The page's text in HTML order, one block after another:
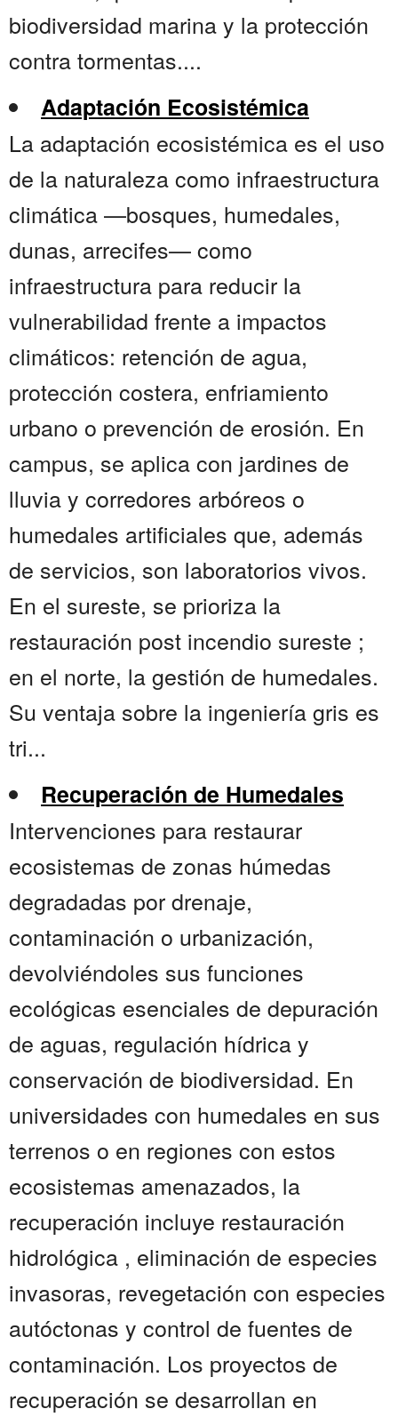
biodiversidad marina y la protección
contra tormentas....
Adaptación Ecosistémica
La adaptación ecosistémica es el uso
de la naturaleza como infraestructura
climática —bosques, humedales,
dunas, arrecifes— como
infraestructura para reducir la
vulnerabilidad frente a impactos
climáticos: retención de agua,
protección costera, enfriamiento
urbano o prevención de erosión. En
campus, se aplica con jardines de
lluvia y corredores arbóreos o
humedales artificiales que, además
de servicios, son laboratorios vivos.
En el sureste, se prioriza la
restauración post incendio sureste ;
en el norte, la gestión de humedales.
Su ventaja sobre la ingeniería gris es
tri...
Recuperación de Humedales
Intervenciones para restaurar
ecosistemas de zonas húmedas
degradadas por drenaje,
contaminación o urbanización,
devolviéndoles sus funciones
ecológicas esenciales de depuración
de aguas, regulación hídrica y
conservación de biodiversidad. En
universidades con humedales en sus
terrenos o en regiones con estos
ecosistemas amenazados, la
recuperación incluye restauración
hidrológica , eliminación de especies
invasoras, revegetación con especies
autóctonas y control de fuentes de
contaminación. Los proyectos de
recuperación se desarrollan en